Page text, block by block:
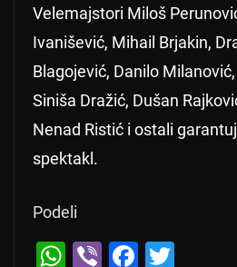
Velemajstori Miloš
Ivanišević, Mihail Brjakin,
Blagojević, Danilo
Siniša Dražić, Dušan
Nenad Ristić i ostali
spektakl.
Podeli
W Vi F